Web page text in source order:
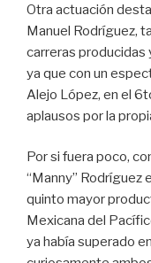
Otra actuación
Manuel Rodríguez,
carreras producidas
ya que con un
Alejo López, en el
aplausos por la
Por si fuera poco,
“Manny” Rodríguez
quinto mayor
Mexicana del
ya había superado